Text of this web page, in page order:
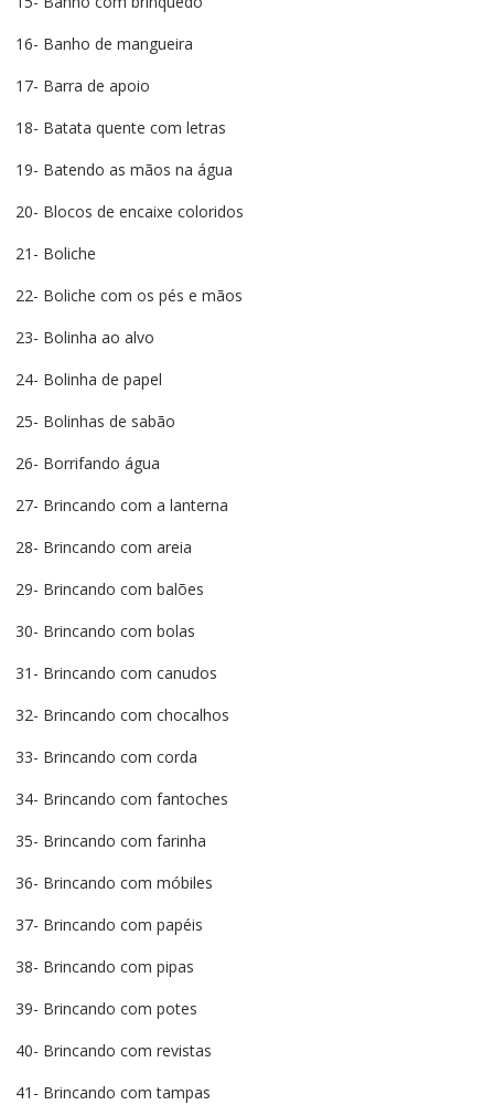
16- Banho de mangueira
17- Barra de apoio
18- Batata quente com letras
19- Batendo as mãos na água
20- Blocos de encaixe coloridos
21- Boliche
22- Boliche com os pés e mãos
23- Bolinha ao alvo
24- Bolinha de papel
25- Bolinhas de sabão
26- Borrifando água
27- Brincando com a lanterna
28- Brincando com areia
29- Brincando com balões
30- Brincando com bolas
31- Brincando com canudos
32- Brincando com chocalhos
33- Brincando com corda
34- Brincando com fantoches
35- Brincando com farinha
36- Brincando com móbiles
37- Brincando com papéis
38- Brincando com pipas
39- Brincando com potes
40- Brincando com revistas
41- Brincando com tampas